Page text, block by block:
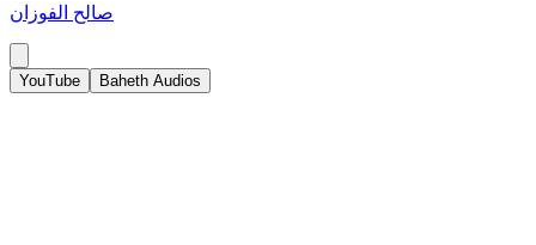
صالح الفوزان
YouTube Baheth Audios